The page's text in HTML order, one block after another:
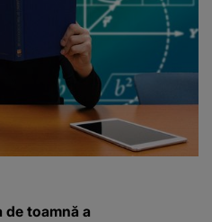
toamnă a